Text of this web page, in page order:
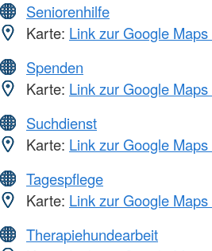
Seniorenhilfe
Karte: Link zur Google
Spenden
Karte: Link zur Google
Suchdienst
Karte: Link zur Google
Tagespflege
Karte: Link zur Google
Therapiehundearbeit